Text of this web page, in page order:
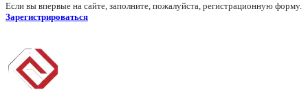
Если вы впервые на сайте, заполните, пожалуйста, регистрационную форму.
Зарегистрироваться